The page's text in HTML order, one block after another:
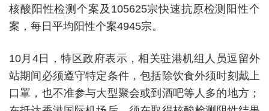
核酸阳性检测个案及105625宗快速抗原检测阳性个
案，每日平均阳性个案4945宗。
10月4日，特区政府表示，相关驻港机组人员逗留外
站期间必须遵守特定条件，包括除饮食外须时刻戴上
口罩，也不准参与大型聚会或到酒吧等人多的地方；